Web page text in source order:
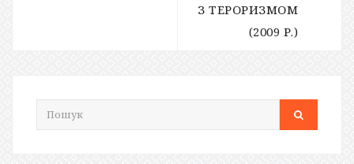
З ТЕРОРИЗМОМ
(2009 Р.)